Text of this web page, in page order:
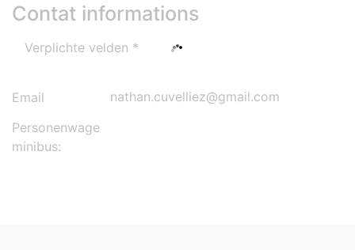
Contat informations
Verplichte velden *
Email
Personenwagen,
minibus: